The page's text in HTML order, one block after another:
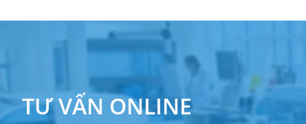
TƯ VẤN ONLINE